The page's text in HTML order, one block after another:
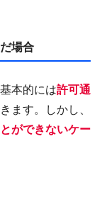
場合
本的には許可通
ます。しかし、
ができないケー